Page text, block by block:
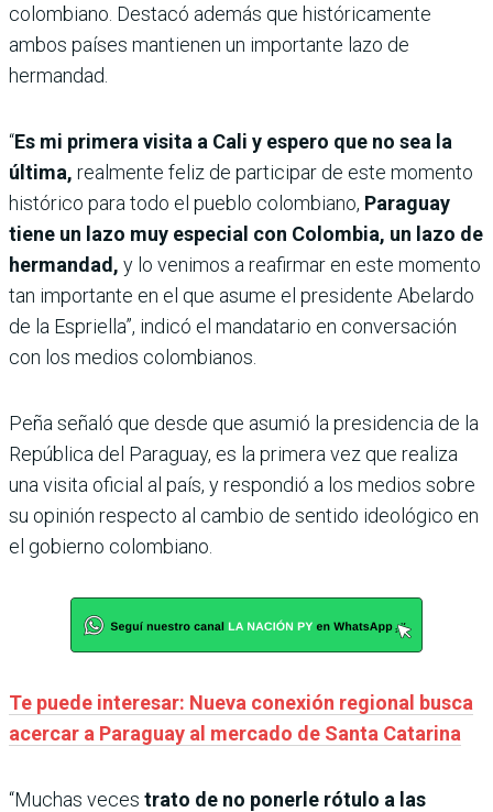
colombiano. Destacó además que históricamente
ambos países mantienen un importante lazo de
hermandad.
“Es mi primera visita a Cali y espero que no sea la
última, realmente feliz de participar de este momento
histórico para todo el pueblo colombiano, Paraguay
tiene un lazo muy especial con Colombia, un lazo de
hermandad, y lo venimos a reafirmar en este momento
tan importante en el que asume el presidente Abelardo
de la Espriella”, indicó el mandatario en conversación
con los medios colombianos.
Peña señaló que desde que asumió la presidencia de la
República del Paraguay, es la primera vez que realiza
una visita oficial al país, y respondió a los medios sobre
su opinión respecto al cambio de sentido ideológico en
el gobierno colombiano.
Te puede interesar: Nueva conexión regional busca
acercar a Paraguay al mercado de Santa Catarina
“Muchas veces trato de no ponerle rótulo a las